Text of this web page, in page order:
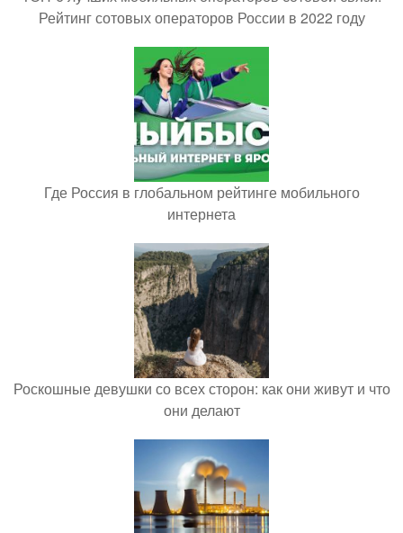
Рейтинг сотовых операторов России в 2022 году
Где Россия в глобальном рейтинге мобильного
интернета
Роскошные девушки со всех сторон: как они живут и что
они делают